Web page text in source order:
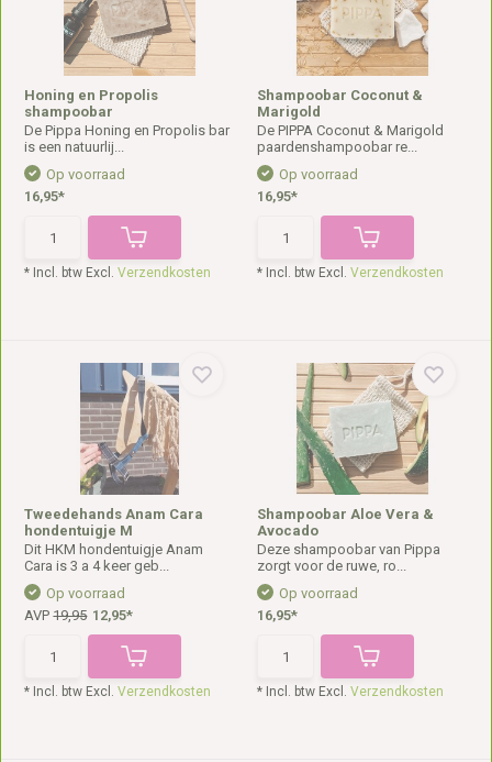
Honing en Propolis
shampoobar
De Pippa Honing en Propolis bar
is een natuurlij...
Op voorraad
16,95*
* Incl. btw Excl.Verzendkosten
Shampoobar Coconut &
Marigold
De PIPPA Coconut & Marigold
paardenshampoobar re...
Op voorraad
16,95*
* Incl. btw Excl. Verzendkosten
Tweedehands Anam Cara
hondentuigje M
Dit HKM hondentuigje Anam
Cara is 3 a 4 keer geb...
Op voorraad
AVP19,95 12,95*
* Incl. btw Excl.Verzendkosten
Shampoobar Aloe Vera &
Avocado
Deze shampoobar van Pippa
zorgt voor de ruwe, ro...
Op voorraad
16,95*
* Incl. btw Excl. Verzendkosten